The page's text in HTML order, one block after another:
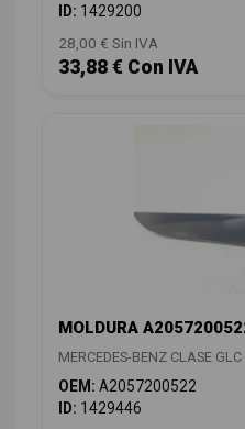
ID: 1429200
28,00 € Sin IVA
33,88 € Con IVA
MOLDURA
MERCEDES-BENZ CLASE
OEM: A2057200522
ID: 1429446